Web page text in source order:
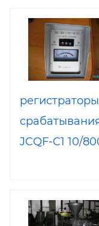
регистраторы
JCQF-C1 10/